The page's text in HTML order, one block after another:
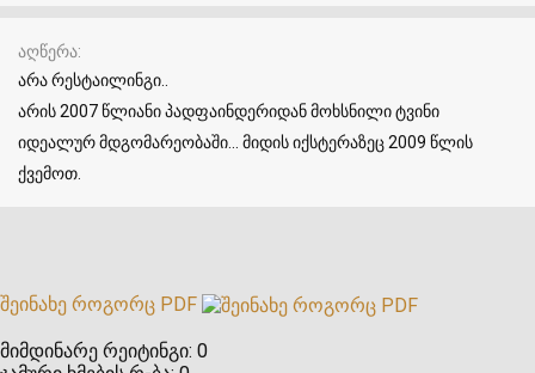
აღწერა
არა რესტაილინგი..
არის 2007 წლიანი პადფაინდერიდან მოხსნილი ტვინი
იდეალურ მდგომარეობაში... მიდის იქსტერაზეც 2009 წლის
ქვემოთ.
შეინახე როგორც PDF
მიმდინარე რეიტინგი: 0